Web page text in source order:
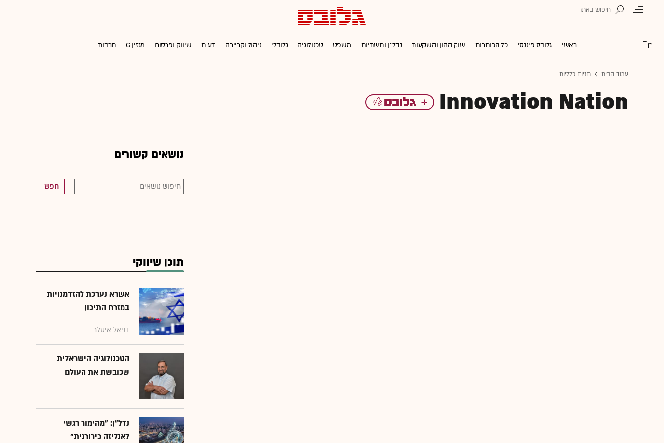
ראשי גלובס פיננסי כל הכותרות שוק ההון והשקעות נדל''ן ותשתיות משפט טכנולוגיה גלובלי ניהול וקריירה דעות שיווק ופרסום מגזין G תרבות
עמוד הבית תגיות כלליות
Innovation Nation
נושאים קשורים
חפש
תוכן שיווקי
אשרא נערכת להזדמנויות
במזרח התיכון
דניאל איסלר
הטכנולוגיה הישראלית
שכובשת את העולם
נדל"ן: "מהימור רגשי
לאנליזה כירורגית"